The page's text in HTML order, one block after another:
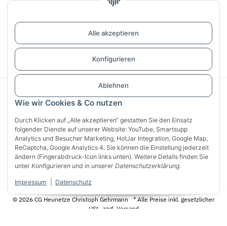
Wie wir Cookies & Co nutzen
Durch Klicken auf „Alle akzeptieren“ gestatten Sie den Einsatz
folgender Dienste auf unserer Website: YouTube, Smartsupp
Analytics und Besucher Marketing, HotJar Integration, Google Map,
ReCaptcha, Google Analytics 4. Sie können die Einstellung jederzeit
ändern (Fingerabdruck-Icon links unten). Weitere Details finden Sie
unter Konfigurieren und in unserer Datenschutzerklärung.
Impressum Datenschutz
Alle akzeptieren
Konfigurieren
Ablehnen
Infos
Bewertungen
Vertrag widerrufen
© 2026 CG Heunetze Christoph Gehrmann
* Alle Preise inkl. gesetzlicher
USt., zzgl. Versand